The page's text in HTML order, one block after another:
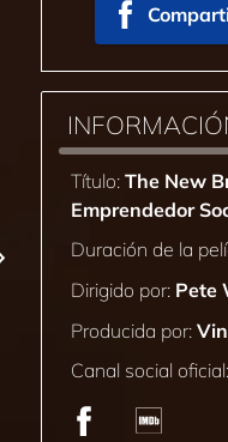
Título: The New
Emprendedor
Duración de la
Dirigido por: Pete
Producida por:
Canal social oficial: